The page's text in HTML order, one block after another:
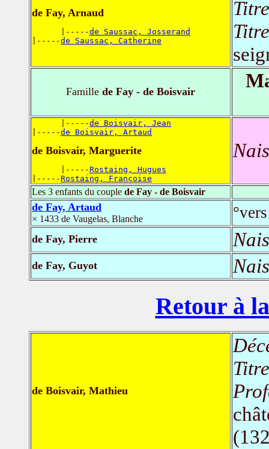
de Fay, Arnaud
      |-----
de Saussac, Josserand
|-----de Saussac, Catherine
Famille de Fay - de Boisvair
      |-----
de Boisvair, Jean
|-----de Boisvair, Artaud
de Boisvair, Marguerite
      |-----
Rostaing, Hugues
|-----Rostaing, Françoise
Les 3 enfants du couple de Fay - de Boisvair
de Fay, Artaud
× 1433 de Vaugelas, Blanche
de Fay, Pierre
de Fay, Guyot
Retour à
de Boisvair, Mathieu